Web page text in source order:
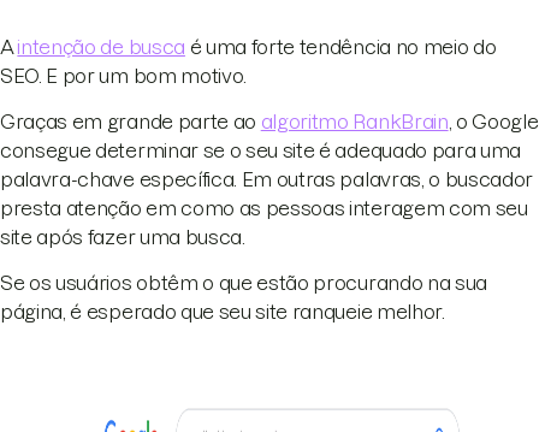
A intenção de busca é uma forte tendência no meio do
SEO. E por um bom motivo.
Graças em grande parte ao algoritmo RankBrain , o Google
consegue determinar se o seu site é adequado para uma
palavra-chave específica. Em outras palavras, o buscador
presta atenção em como as pessoas interagem com seu
site após fazer uma busca.
Se os usuários obtêm o que estão procurando na sua
página, é esperado que seu site ranqueie melhor.